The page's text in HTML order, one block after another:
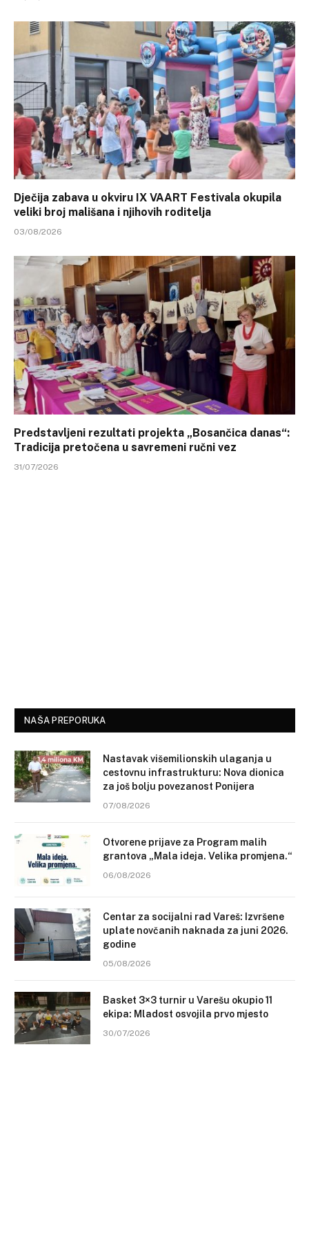
Dječija zabava u okviru IX VAART Festivala okupila
veliki broj mališana i njihovih roditelja
03/08/2026
Predstavljeni rezultati projekta „Bosančica danas“:
Tradicija pretočena u savremeni ručni vez
31/07/2026
NAŠA PREPORUKA
Nastavak višemilionskih ulaganja u
cestovnu infrastrukturu: Nova dionica
za još bolju povezanost Ponijera
07/08/2026
Otvorene prijave za Program malih
grantova „Mala ideja. Velika promjena.“
06/08/2026
Centar za socijalni rad Vareš: Izvršene
uplate novčanih naknada za juni 2026.
godine
05/08/2026
Basket 3×3 turnir u Varešu okupio 11
ekipa: Mladost osvojila prvo mjesto
30/07/2026